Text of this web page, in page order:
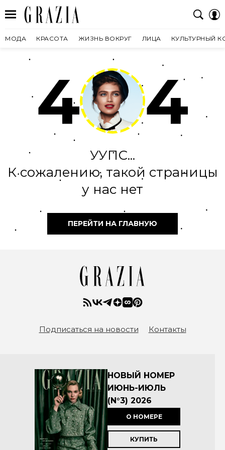
МОДА КРАСОТА ЖИЗНЬ ВОКРУГ ЛИЦА КУЛЬТУРНЫЙ
4 4
УУПС...
К сожалению, такой страницы
у нас нет
ПЕРЕЙТИ НА ГЛАВНУЮ
Подписаться на новости Контакты
НОВЫЙ НОМЕР
ИЮНЬ-ИЮЛЬ
(N°3) 2026
О НОМЕРЕ
КУПИТЬ